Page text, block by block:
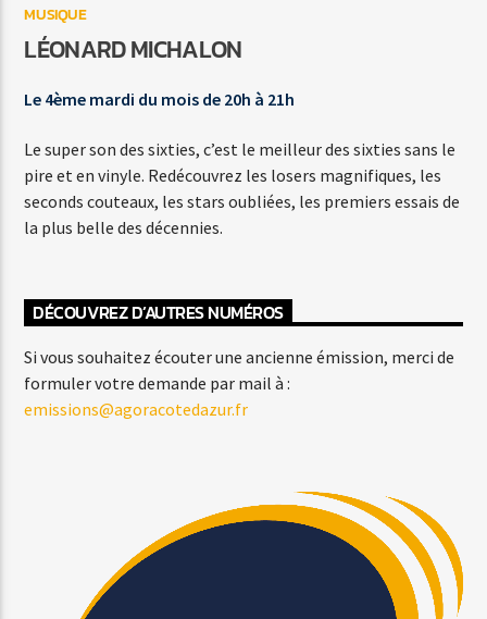
Agora Côte d’Azur
MUSIQUE
LÉONARD MICHALON
Le 4ème mardi du mois de 20h à 21h
Le super son des sixties, c’est le meilleur des sixties sans le
pire et en vinyle. Redécouvrez les losers magnifiques, les
seconds couteaux, les stars oubliées, les premiers essais de
la plus belle des décennies.
DÉCOUVREZ D’AUTRES NUMÉROS
Si vous souhaitez écouter une ancienne émission, merci de
formuler votre demande par mail à :
emissions@agoracotedazur.fr